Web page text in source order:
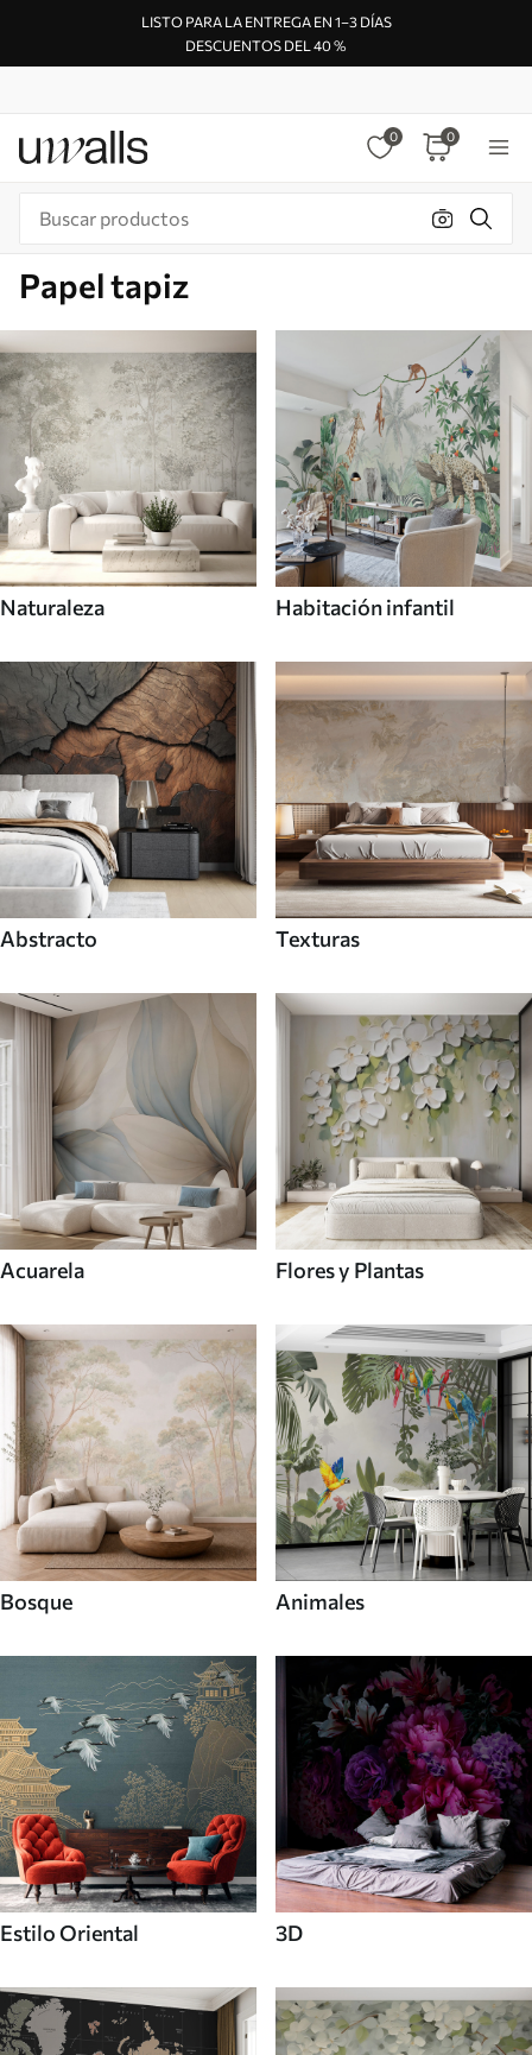
LISTO PARA LA ENTREGA EN 1–3 DÍAS
DESCUENTOS DEL 40 %
0 0
Papel tapiz
Naturaleza Habitación infantil
Abstracto Texturas
Acuarela Flores y Plantas
Bosque Animales
Estilo Oriental 3D